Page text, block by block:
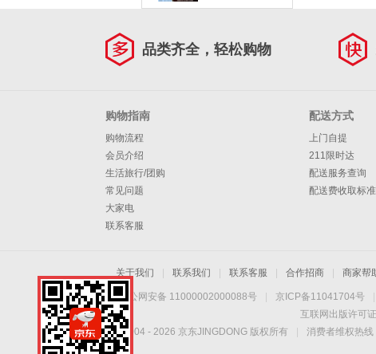
37 【正码正拍】
品类齐全，轻松购物
购物指南
购物流程
会员介绍
生活旅行/团购
常见问题
大家电
联系客服
配送方式
上门自提
211限时达
配送服务查询
配送费收取标准
关于我们 联系我们 联系客服 合作招商 商家帮
京公网安备 11000002000088号 京ICP备11041704号
互联网出版许可
Copyright © 2004 - 2026 京东JINGDONG 版权所有 消费者维权热
无线享优惠 随时随心
购